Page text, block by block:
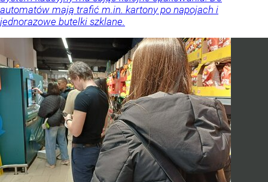
automatów mają trafić m.in. kartony po napojach i
jednorazowe butelki szklane.